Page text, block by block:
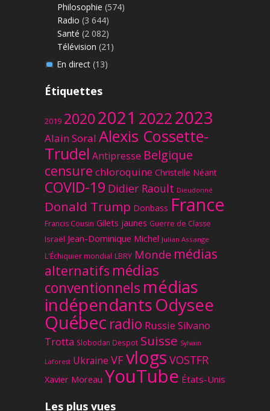
Philosophie (574)
Radio (3 644)
Santé (2 082)
Télévision (21)
En direct(13)
Étiquettes
2019 20202021 20222023
Alain Soral Alexis Cossette-
Trudel Antipresse Belgique
censure chloroquine Christelle Néant
COVID-19 Didier Raoult Dieudonné
Donald Trump Donbass France
Francis Cousin Gilets jaunes Guerre de Classe
Israël Jean-Dominique Michel Julian Assange
L'Échiquier mondial LBRY Monde médias
alternatifs médias
conventionnels médias
indépendantsOdysee
Québec radio Russie Silvano
Trotta Slobodan Despot Suisse Sylvain
Laforest Ukraine VFvlogs VOSTFR
Xavier Moreau YouTube États-Unis
Les plus vues